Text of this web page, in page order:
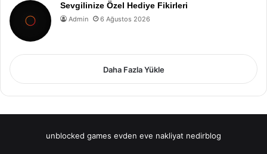
Sevgilinize Özel Hediye Fikirleri
Admin 6 Ağustos 2026
Daha Fazla Yükle
unblocked games evden eve nakliyat nedirblog